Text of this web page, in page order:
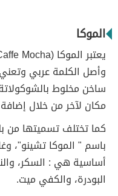
الموكا
وأصل الكلمة عربي
ساخن مخلوط
مكان لآخر من خلال
كما تختلف تسميتها من
باسم " الموكا تشينو"،
أساسية هي : السكر،
البودرة، والكفي ميت.